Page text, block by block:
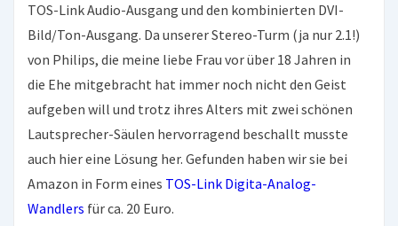
TOS-Link Audio-Ausgang und den kombinierten DVI-
Bild/Ton-Ausgang. Da unserer Stereo-Turm (ja nur 2.1!)
von Philips, die meine liebe Frau vor über 18 Jahren in
die Ehe mitgebracht hat immer noch nicht den Geist
aufgeben will und trotz ihres Alters mit zwei schönen
Lautsprecher-Säulen hervorragend beschallt musste
auch hier eine Lösung her. Gefunden haben wir sie bei
Amazon in Form eines TOS-Link Digita-Analog-
Wandlers für ca. 20 Euro.